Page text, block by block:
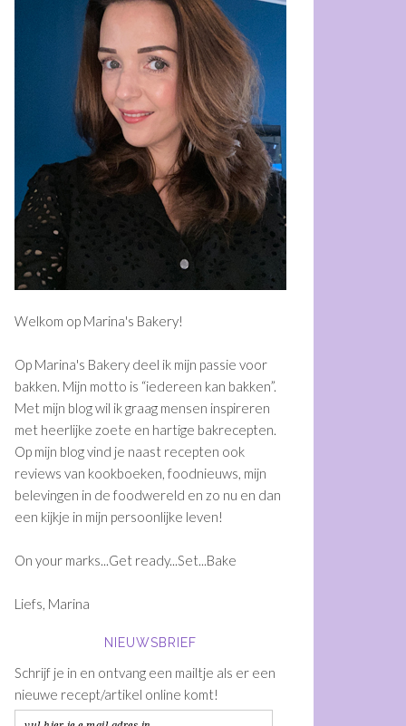
Welkom op Marina's Bakery!
Op Marina's Bakery deel ik mijn passie voor
bakken. Mijn motto is “iedereen kan bakken”.
Met mijn blog wil ik graag mensen inspireren
met heerlijke zoete en hartige bakrecepten.
Op mijn blog vind je naast recepten ook
reviews van kookboeken, foodnieuws, mijn
belevingen in de foodwereld en zo nu en dan
een kijkje in mijn persoonlijke leven!
On your marks...Get ready...Set...Bake
Liefs, Marina
NIEUWSBRIEF
Schrijf je in en ontvang een mailtje als er een
nieuwe recept/artikel online komt!
vul